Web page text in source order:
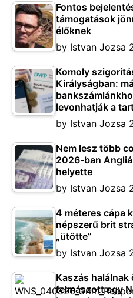
Fontos
támogatások
élőknek
by Istvan Jozsa
Komoly
Királyságban:
levonhatják a
by Istvan Jozsa
Nem lesz több
2026-ban
helyette
by Istvan Jozsa
4 méteres cápa
népszerű brit
„ütötte”
by Istvan Jozsa
Kaszás
felmászott egy